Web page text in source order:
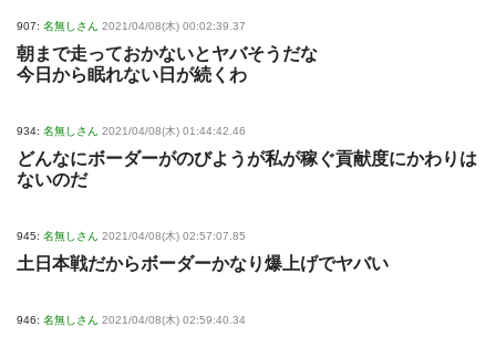
907: 名無しさん 2021/04/08(木) 00:02:39.37
朝まで走っておかないとヤバそうだな
今日から眠れない日が続くわ
934: 名無しさん 2021/04/08(木) 01:44:42.46
どんなにボーダーがのびようが私が稼ぐ貢献度にかわりは
ないのだ
945: 名無しさん 2021/04/08(木) 02:57:07.85
土日本戦だからボーダーかなり爆上げでヤバい
946: 名無しさん 2021/04/08(木) 02:59:40.34